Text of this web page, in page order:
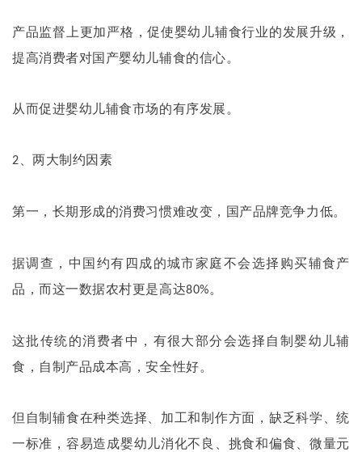
产品监督上更加严格，促使婴幼儿辅食行业的发展升级，
提高消费者对国产婴幼儿辅食的信心。
从而促进婴幼儿辅食市场的有序发展。
2 、两大制约因素
第一，长期形成的消费习惯难改变，国产品牌竞争力低。
据调查，中国约有四成的城市家庭不会选择购买辅食产
品，而这一数据农村更是高达80%。
这批传统的消费者中，有很大部分会选择自制婴幼儿辅
食，自制产品成本高，安全性好。
但自制辅食在种类选择、加工和制作方面，缺乏科学、统
一标准，容易造成婴幼儿消化不良、挑食和偏食、微量元